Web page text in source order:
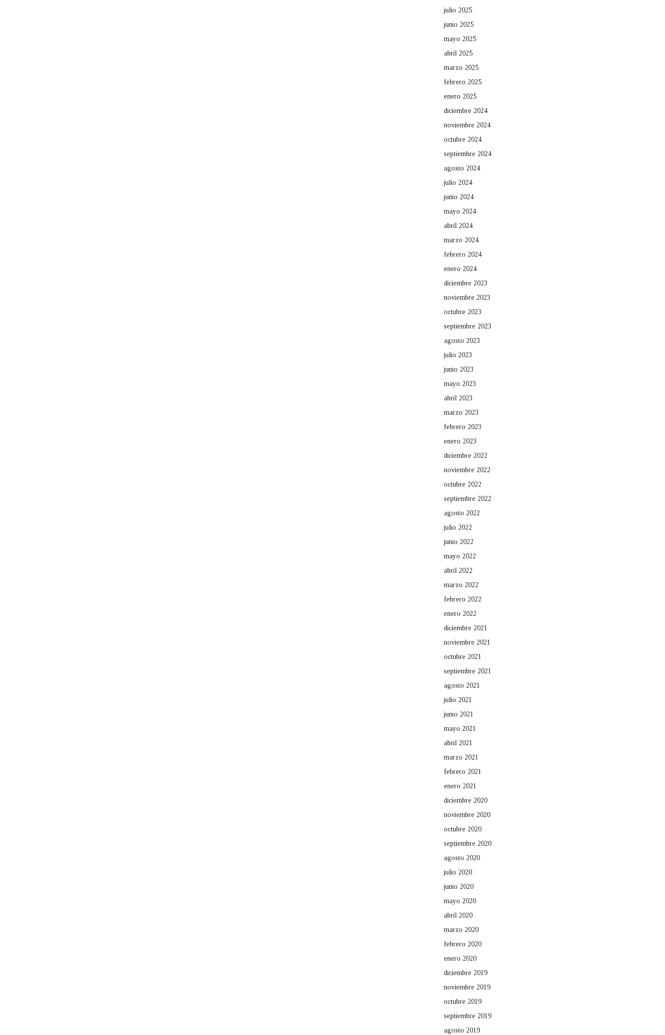
julio 2025
junio 2025
mayo 2025
abril 2025
marzo 2025
febrero 2025
enero 2025
diciembre 2024
noviembre 2024
octubre 2024
septiembre 2024
agosto 2024
julio 2024
junio 2024
mayo 2024
abril 2024
marzo 2024
febrero 2024
enero 2024
diciembre 2023
noviembre 2023
octubre 2023
septiembre 2023
agosto 2023
julio 2023
junio 2023
mayo 2023
abril 2023
marzo 2023
febrero 2023
enero 2023
diciembre 2022
noviembre 2022
octubre 2022
septiembre 2022
agosto 2022
julio 2022
junio 2022
mayo 2022
abril 2022
marzo 2022
febrero 2022
enero 2022
diciembre 2021
noviembre 2021
octubre 2021
septiembre 2021
agosto 2021
julio 2021
junio 2021
mayo 2021
abril 2021
marzo 2021
febrero 2021
enero 2021
diciembre 2020
noviembre 2020
octubre 2020
septiembre 2020
agosto 2020
julio 2020
junio 2020
mayo 2020
abril 2020
marzo 2020
febrero 2020
enero 2020
diciembre 2019
noviembre 2019
octubre 2019
septiembre 2019
agosto 2019